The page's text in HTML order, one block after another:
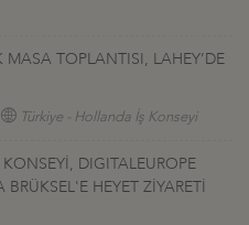
TOPLANTISI, LAHEY’DE
Türkiye - Hollanda İş Konseyi
DIGITALEUROPE
HEYET ZİYARETİ